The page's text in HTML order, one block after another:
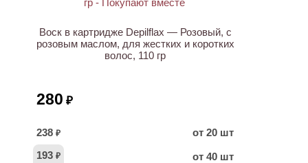
Воск в картридже Depilflax — Розовый, с
розовым маслом, для жестких и коротких
волос, 110 гр
280 ₽
238 ₽
от 20 шт
193 ₽ от 40 шт